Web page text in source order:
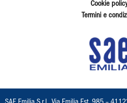
Cookie
Termini e